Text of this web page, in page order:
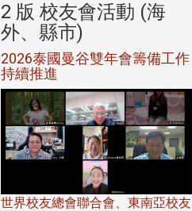
2 版 校友會活動 (海
外、縣市)
2026泰國曼谷雙年會籌備工作
持續推進
世界校友總會聯合會、東南亞校友